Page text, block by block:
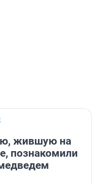
жившую на
познакомили